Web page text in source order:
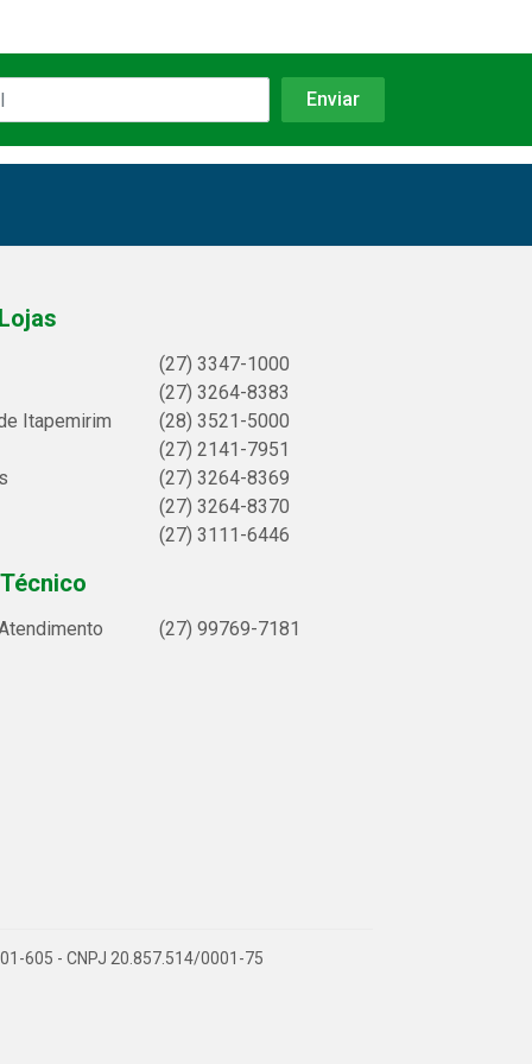
(27) 3347-1000
(27) 3264-8383
Itapemirim
(28) 3521-5000
(27) 2141-7951
(27) 3264-8369
(27) 3264-8370
(27) 3111-6446
(27) 99769-7181
605 - CNPJ 20.857.514/0001-75